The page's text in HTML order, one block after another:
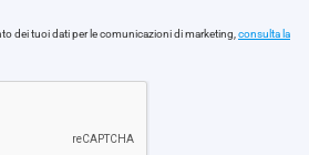
dei tuoi dati per le comunicazioni di marketing,consulta la